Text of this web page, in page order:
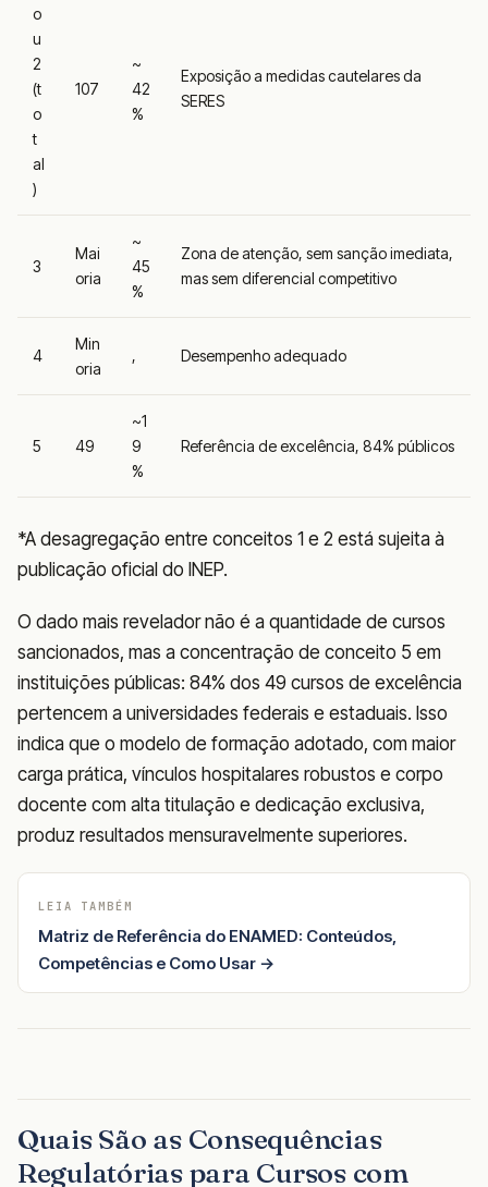
o
u
2
(t
o
t
al
)
107
~
42
%
Exposição a medidas cautelares da
SERES
3
Mai
oria
~
45
%
Zona de atenção, sem sanção imediata,
mas sem diferencial competitivo
4
Min
oria
, Desempenho adequado
5 49
~1
9
%
Referência de excelência, 84% públicos
*A desagregação entre conceitos 1 e 2 está sujeita à
publicação oficial do INEP.
O dado mais revelador não é a quantidade de cursos
sancionados, mas a concentração de conceito 5 em
instituições públicas: 84% dos 49 cursos de excelência
pertencem a universidades federais e estaduais. Isso
indica que o modelo de formação adotado, com maior
carga prática, vínculos hospitalares robustos e corpo
docente com alta titulação e dedicação exclusiva,
produz resultados mensuravelmente superiores.
LEIA TAMBÉM
Matriz de Referência do ENAMED: Conteúdos,
Competências e Como Usar →
Quais São as Consequências
Regulatórias para Cursos com